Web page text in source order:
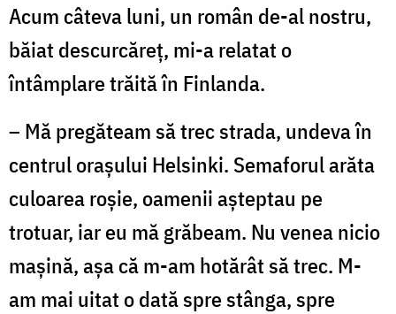
din
ceea
ce
nu
doar
din
ceea
ce
aud
Acum câteva luni, un român de-al nostru,
băiat descurcăreț, mi-a relatat o
întâmplare trăită în Finlanda.
– Mă pregăteam să trec strada, undeva în
centrul orașului Helsinki. Semaforul arăta
culoarea roșie, oamenii așteptau pe
trotuar, iar eu mă grăbeam. Nu venea nicio
mașină, așa că m-am hotărât să trec. M-
am mai uitat o dată spre stânga, spre